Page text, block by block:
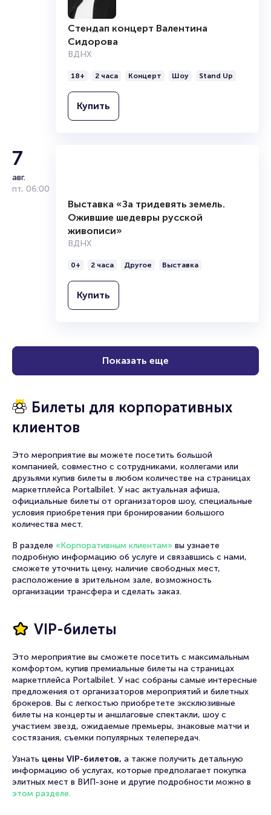
Стендап концерт Валентина
Сидорова
ВДНХ
18+ 2 часа Концерт Шоу Stand Up
Купить
7
авг.
пт, 06:00
Выставка «За тридевять земель.
Ожившие шедевры русской
живописи»
0+ 2 часа
клиентов
Это мероприятие вы можете посетить большой
компанией, совместно с сотрудниками, коллегами или
друзьями купив билеты в любом количестве на страницах
маркетплейса Portalbilet. У нас актуальная афиша,
условия приобретения при бронировании большого
количества мест.
В разделе «Корпоративным клиентам» вы узнаете
подробную информацию об услуге и связавшись с нами,
организации трансфера и сделать заказ.
VIP-билеты
Это мероприятие вы сможете посетить с максимальным
комфортом, купив премиальные билеты на страницах
маркетплейса Portalbilet. У нас собраны самые интересные
предложения от организаторов мероприятий и билетных
брокеров. Вы с легкостью приобретете эксклюзивные
участием звезд, ожидаемые премьеры, знаковые матчи и
состязания, съемки популярных телепередач.
Узнать цены VIP-билетов,